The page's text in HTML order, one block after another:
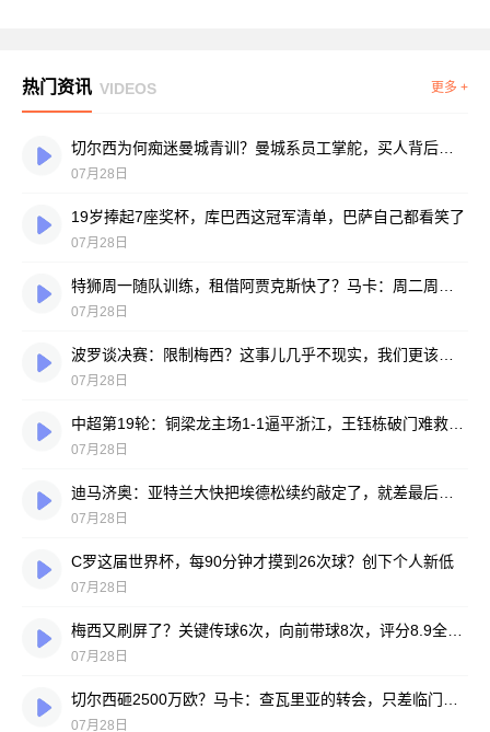
热门资讯 VIDEOS 更多 +
07月28日
19岁捧起7座奖杯，库巴西这冠军清单，巴萨自己都看笑了
07月28日
07月28日
07月28日
07月28日
07月28日
C罗这届世界杯，每90分钟才摸到26次球？创下个人新低
07月28日
07月28日
07月28日